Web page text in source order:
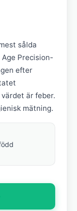
sålda
Precision-
efter
är feber.
mätning.